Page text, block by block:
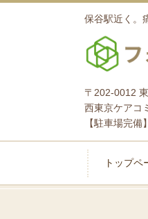
保谷駅近く。
〒202-0012
西東京ケアコ
【駐車場完
トップペ